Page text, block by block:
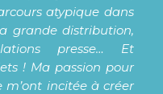
atypique dans
grande distribution,
presse… Et
! Ma passion pour
m’ont incitée à créer